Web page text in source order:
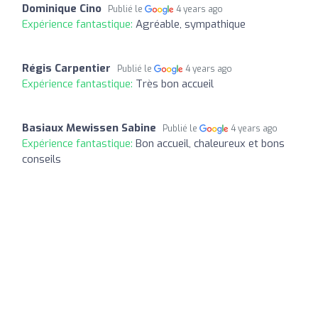
Dominique Cino Publié le 4 years ago
Expérience fantastique: Agréable, sympathique
Régis Carpentier Publié le 4 years ago
Expérience fantastique: Très bon accueil
Basiaux Mewissen Sabine Publié le 4 years ago
Expérience fantastique: Bon accueil, chaleureux et bons
conseils